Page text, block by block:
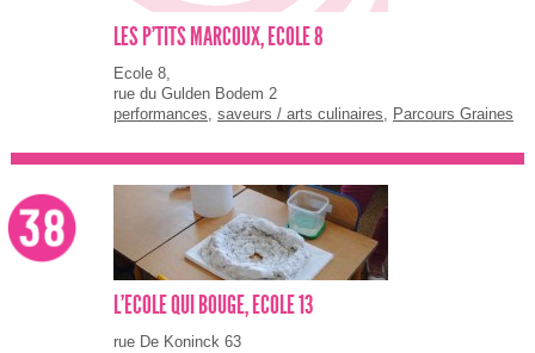
LES P'TITS MARCOUX, ECOLE 8
Ecole 8,
rue du Gulden Bodem 2
performances, saveurs / arts culinaires, Parcours Graines
L'ECOLE QUI BOUGE, ECOLE 13
rue De Koninck 63